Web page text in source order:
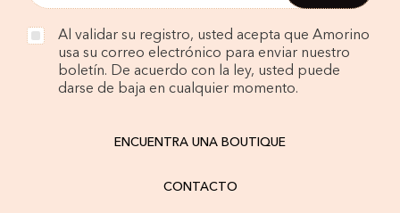
Al validar su registro, usted acepta que Amorino
usa su correo electrónico para enviar nuestro
boletín. De acuerdo con la ley, usted puede
darse de baja en cualquier momento.
ENCUENTRA UNA BOUTIQUE
CONTACTO